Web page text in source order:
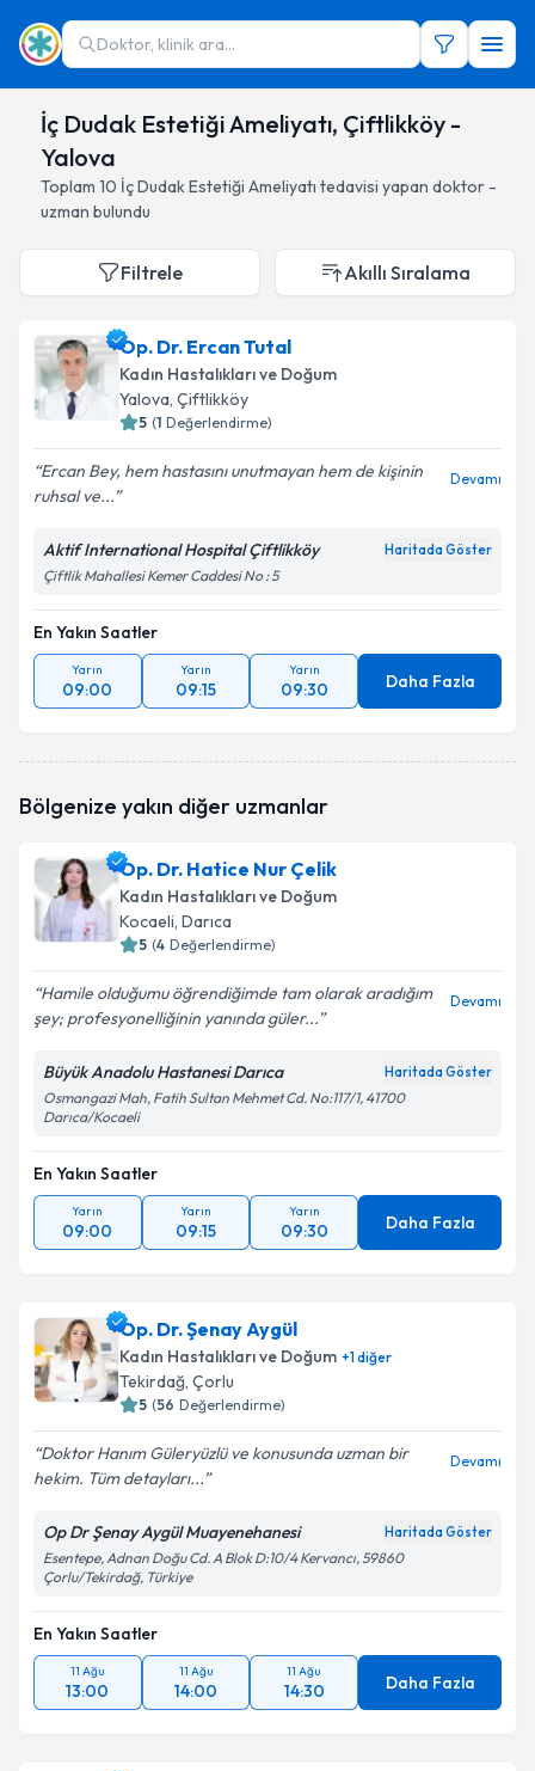
Doktor, klinik ara...
İç Dudak Estetiği Ameliyatı, Çiftlikköy -
Yalova
Toplam 10 İç Dudak Estetiği Ameliyatı tedavisi yapan doktor -
uzman bulundu
Filtrele Akıllı Sıralama
Op. Dr. Ercan Tutal
Kadın Hastalıkları ve Doğum
Yalova, Çiftlikköy
5 (1 Değerlendirme)
Ercan Bey, hem hastasını unutmayan hem de kişinin
ruhsal ve...
Devamı
Aktif International Hospital Çiftlikköy Haritada Göster
Çiftlik Mahallesi Kemer Caddesi No : 5
En Yakın Saatler
Yarın
09:00
Yarın
09:15
Yarın
09:30 Daha Fazla
Bölgenize yakın diğer uzmanlar
Op. Dr. Hatice Nur Çelik
Kadın Hastalıkları ve Doğum
Kocaeli, Darıca
5 (4 Değerlendirme)
Hamile olduğumu öğrendiğimde tam olarak aradığım
şey; profesyonelliğinin yanında güler...
Devamı
Büyük Anadolu Hastanesi Darıca Haritada Göster
Osmangazi Mah, Fatih Sultan Mehmet Cd. No:117/1, 41700
Darıca/Kocaeli
En Yakın Saatler
Yarın
09:00
Yarın
09:15
Yarın
09:30 Daha Fazla
Op. Dr. Şenay Aygül
Kadın Hastalıkları ve Doğum +1diğer
Tekirdağ, Çorlu
5 (56 Değerlendirme)
Doktor Hanım Güleryüzlü ve konusunda uzman bir
hekim. Tüm detayları...
Devamı
Op Dr Şenay Aygül Muayenehanesi Haritada Göster
Esentepe, Adnan Doğu Cd. A Blok D:10/4 Kervancı, 59860
Çorlu/Tekirdağ, Türkiye
En Yakın Saatler
11 Ağu
13:00
11 Ağu
14:00
11 Ağu
14:30 Daha Fazla